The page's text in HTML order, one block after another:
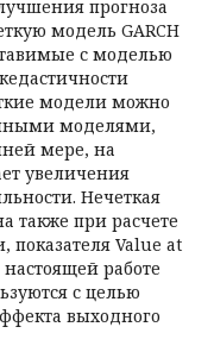
прогноза
модель GARCH
с моделью
модели можно
моделями,
мере, на
увеличения
Нечеткая
также при расчете
показателя Value at
настоящей работе
с целью
выходного